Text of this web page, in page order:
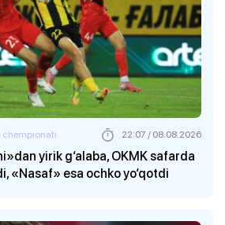
yirik g‘alaba, OKMK safarda
«Nasaf» esa ochko yo‘qotdi
chempionati 22:07 / 08.08.2026